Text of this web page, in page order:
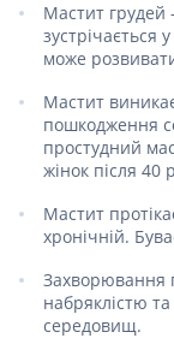
Мастит грудей
зустрічається
може
Мастит
пошкодження
простудний
жінок після 40
Мастит
хронічній.
Захворювання
набряклістю
середовищ.